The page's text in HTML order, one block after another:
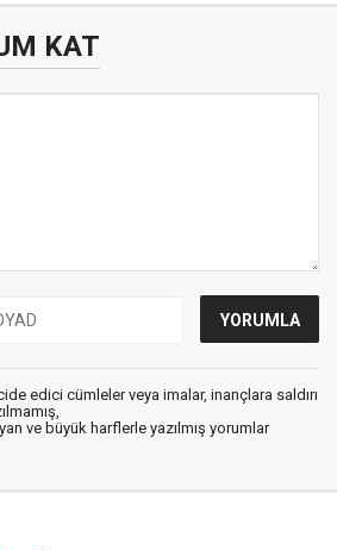
KAT
edici cümleler veya imalar, inançlara saldırı
ve büyük harflerle yazılmış yorumlar